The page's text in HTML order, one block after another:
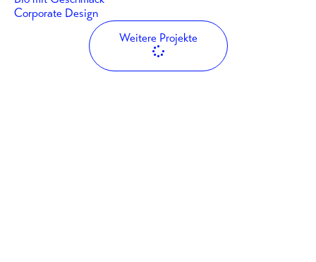
Corporate Design
Weitere Projekte